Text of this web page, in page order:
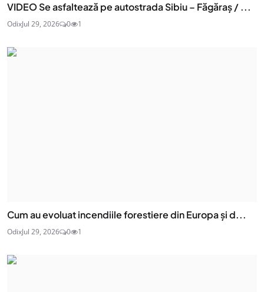
VIDEO Se asfaltează pe autostrada Sibiu – Făgăraș / ...
OdixJul 29, 2026 0 1
Cum au evoluat incendiile forestiere din Europa și d...
OdixJul 29, 2026 0 1